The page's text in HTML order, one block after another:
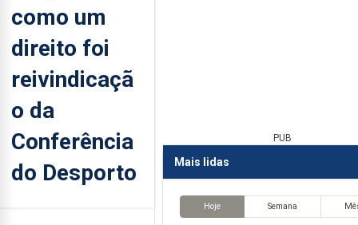
como um
direito foi
reivindicaçã
o da
Conferência
do Desporto
PUB
Mais lidas
Hoje Semana